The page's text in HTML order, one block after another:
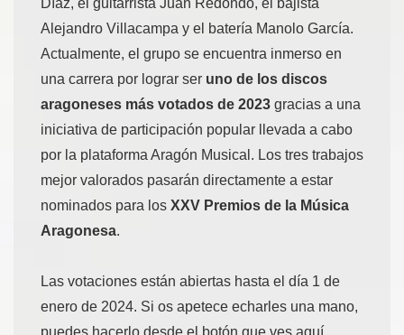
Alejandro Villacampa y el batería Manolo García.
Actualmente, el grupo se encuentra inmerso en
una carrera por lograr ser uno de los discos
aragoneses más votados de 2023 gracias a una
iniciativa de participación popular llevada a cabo
por la plataforma Aragón Musical. Los tres trabajos
mejor valorados pasarán directamente a estar
nominados para los XXV Premios de la Música
Aragonesa.
Las votaciones están abiertas hasta el día 1 de
enero de 2024. Si os apetece echarles una mano,
puedes hacerlo desde el botón que ves aquí